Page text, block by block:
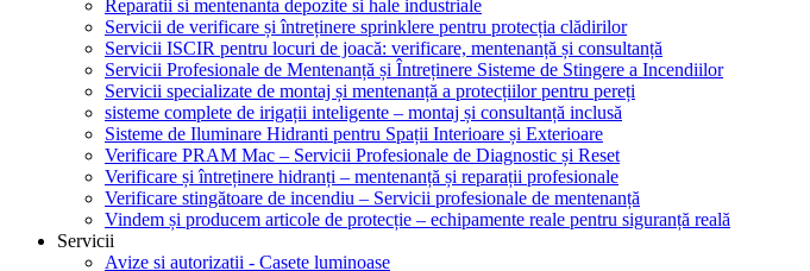
Reparatii si mentenanta depozite si hale industriale
Servicii de verificare și întreținere sprinklere pentru protecția clădirilor
Servicii ISCIR pentru locuri de joacă: verificare, mentenanță și consultanță
Servicii Profesionale de Mentenanță și Întreținere Sisteme de Stingere a Incendiilor
Servicii specializate de montaj și mentenanță a protecțiilor pentru pereți
sisteme complete de irigații inteligente – montaj și consultanță inclusă
Sisteme de Iluminare Hidranti pentru Spații Interioare și Exterioare
Verificare PRAM Mac – Servicii Profesionale de Diagnostic și Reset
Verificare și întreținere hidranți – mentenanță și reparații profesionale
Verificare stingătoare de incendiu – Servicii profesionale de mentenanță
Vindem și producem articole de protecție – echipamente reale pentru siguranță reală
Servicii
Avize si autorizatii - Casete luminoase